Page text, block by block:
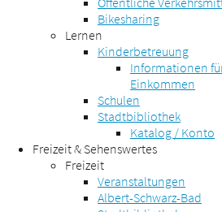
Bikesharing
Lernen
Kinderbetreuung
Informationen
Einkommen
Schulen
Stadtbibliothek
Katalog / Konto
Freizeit & Sehenswertes
Freizeit
Veranstaltungen
Albert-Schwarz-Bad